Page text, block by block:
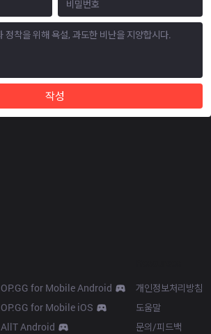
작성
OP.GG for Mobile Android
OP.GG for Mobile iOS
AllT Android
개인정보처리방침
도움말
문의/피드백